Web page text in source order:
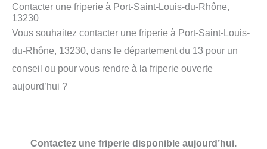
Contacter une friperie à Port-Saint-Louis-du-Rhône,
13230
Vous souhaitez contacter une friperie à Port-Saint-Louis-
du-Rhône, 13230, dans le département du 13 pour un
conseil ou pour vous rendre à la friperie ouverte
aujourd’hui ?
Contactez une friperie disponible aujourd’hui.